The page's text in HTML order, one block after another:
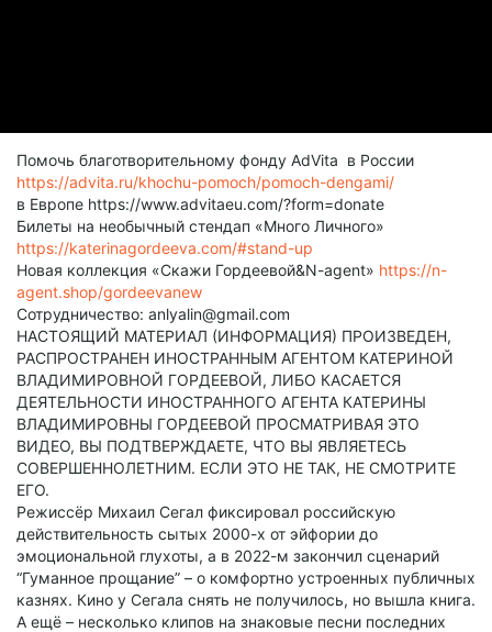
Помочь благотворительному фонду AdVita в России
https://advita.ru/khochu-pomoch/pomoch-dengami/
в Европе https://www.advitaeu.com/?form=donate
Билеты на необычный стендап «Много Личного»
https://katerinagordeeva.com/#stand-up
Новая коллекция «Скажи Гордеевой&N-agent» https://n-
agent.shop/gordeevanew
Сотрудничество: anlyalin@gmail.com
НАСТОЯЩИЙ МАТЕРИАЛ (ИНФОРМАЦИЯ) ПРОИЗВЕДЕН,
РАСПРОСТРАНЕН ИНОСТРАННЫМ АГЕНТОМ КАТЕРИНОЙ
ВЛАДИМИРОВНОЙ ГОРДЕЕВОЙ, ЛИБО КАСАЕТСЯ
ДЕЯТЕЛЬНОСТИ ИНОСТРАННОГО АГЕНТА КАТЕРИНЫ
ВЛАДИМИРОВНЫ ГОРДЕЕВОЙ ПРОСМАТРИВАЯ ЭТО
ВИДЕО, ВЫ ПОДТВЕРЖДАЕТЕ, ЧТО ВЫ ЯВЛЯЕТЕСЬ
СОВЕРШЕННОЛЕТНИМ. ЕСЛИ ЭТО НЕ ТАК, НЕ СМОТРИТЕ
ЕГО.
Режиссёр Михаил Сегал фиксировал российскую
действительность сытых 2000-х от эйфории до
эмоциональной глухоты, а в 2022-м закончил сценарий
“Гуманное прощание” – о комфортно устроенных публичных
казнях. Кино у Сегала снять не получилось, но вышла книга.
А ещё – несколько клипов на знаковые песни последних